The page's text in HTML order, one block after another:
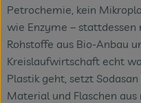
Petrochemie, kein
wie Enzyme – stattdessen
Rohstoffe aus Bio-Anbau
Kreislaufwirtschaft echt
Plastik geht, setzt
Material und Flaschen